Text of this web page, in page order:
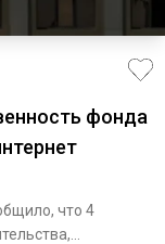
фонда
что 4